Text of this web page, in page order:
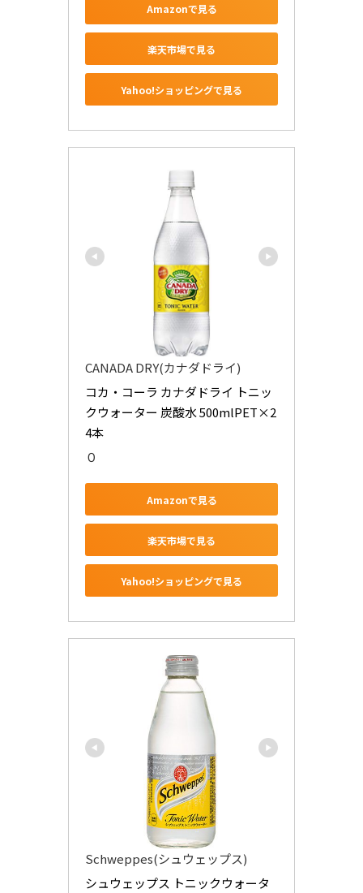
Amazonで見る
楽天市場で見る
Yahoo!ショッピングで見る
CANADA DRY(カナダドライ)
コカ・コーラ カナダドライ トニッ
クウォーター 炭酸水 500mlPET×2
4本
０
Amazonで見る
楽天市場で見る
Yahoo!ショッピングで見る
Schweppes(シュウェップス)
シュウェップス トニックウォータ